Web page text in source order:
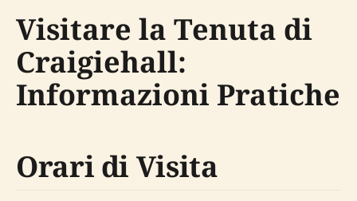
Visitare la Tenuta di
Craigiehall:
Informazioni Pratiche
Orari di Visita